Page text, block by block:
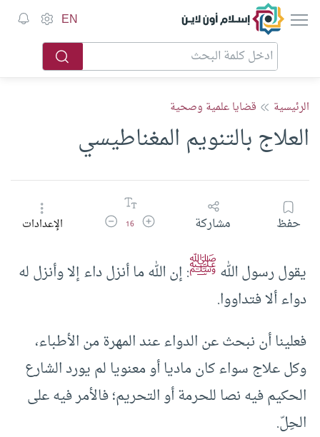
إسلام أون لاين EN
الرئيسية قضايا علمية وصحية
العلاج بالتنويم المغناطيسي
حفظ مشاركة زيادة حجم الخط
16 تقليل حجم الخطالإعدادات
يقول رسول اللهﷺ: إن الله ما أنزل داء إلا وأنزل له
دواء ألا فتداووا.
فعلينا أن نبحث عن الدواء عند المهرة من الأطباء،
وكل علاج سواء كان ماديا أو معنويا لم يورد الشارع
الحكيم فيه نصا للحرمة أو التحريم؛ فالأمر فيه على
الحِلّ.